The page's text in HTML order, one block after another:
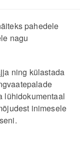
pahedele
nagu
ning külastada
lühidokumentaal
inimesele